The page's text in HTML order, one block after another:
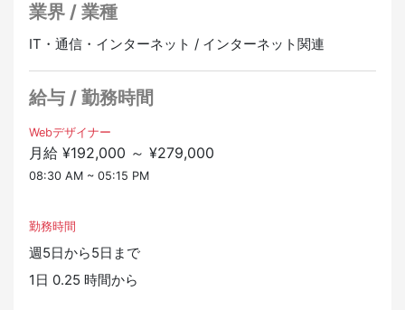
業界 / 業種
IT・通信・インターネット / インターネット関連
給与 / 勤務時間
Webデザイナー
月給 ¥192,000 ～ ¥279,000
08:30 AM ~ 05:15 PM
勤務時間
週5日から5日まで
1日 0.25 時間から